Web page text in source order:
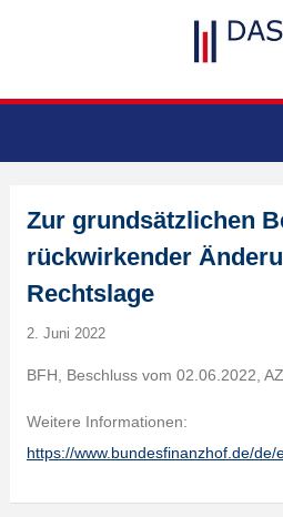
Zur grundsätzlichen
rückwirkender
Rechtslage
2. Juni 2022
BFH, Beschluss vom 02.06.2022,
Weitere Informationen:
https://www.bundesfinanzhof.de/de/